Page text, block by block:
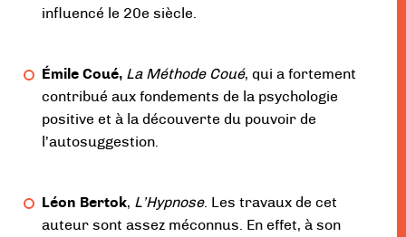
influencé le 20e siècle.
Émile Coué, La Méthode Coué, qui a fortement
contribué aux fondements de la psychologie
positive et à la découverte du pouvoir de
l’autosuggestion.
Léon Bertok, L’Hypnose. Les travaux de cet
auteur sont assez méconnus. En effet, à son